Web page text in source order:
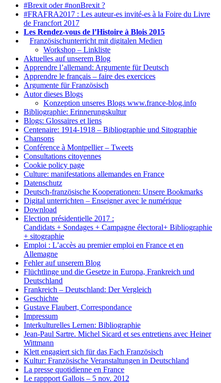
#Brexit oder #nonBrexit ?
#FRAFRA2017 : Les auteur-es invité-es à la Foire du Livre
de Francfort 2017
Les Rendez-vous de l’Histoire à Blois 2015
Französischunterricht mit digitalen Medien
Workshop – Linkliste
Aktuelles auf unserem Blog
Apprendre l’allemand: Argumente für Deutsch
Apprendre le français – faire des exercices
Argumente für Französisch
Autor dieses Blogs
Konzeption unseres Blogs www.france-blog.info
Bibliographie: Erinnerungskultur
Blogs: Glossaires et liens
Centenaire: 1914-1918 – Bibliographie und Sitographie
Chansons
Conférence à Montpellier – Tweets
Consultations citoyennes
Cookie policy page
Culture: manifestations allemandes en France
Datenschutz
Deutsch-französische Kooperationen: Unsere Bookmarks
Digital unterrichten – Enseigner avec le numérique
Download
Election présidentielle 2017 :
Candidats + Sondages + Campagne électoral+ Bibliographie
+ sitographie
Emploi : L’accès au premier emploi en France et en
Allemagne
Fehler auf unserem Blog
Flüchtlinge und die Gesetze in Europa, Frankreich und
Deutschland
Frankreich – Deutschland: Der Vergleich
Geschichte
Gustave Flaubert, Correspondance
Impressum
Interkulturelles Lernen: Bibliographie
Jean-Paul Sartre. Michel Sicard et ses entretiens avec Heiner
Wittmann
Klett engagiert sich für das Fach Französisch
Kultur: Französische Veranstaltungen in Deutschland
La presse quotidienne en France
Le rappport Gallois – 5 nov. 2012